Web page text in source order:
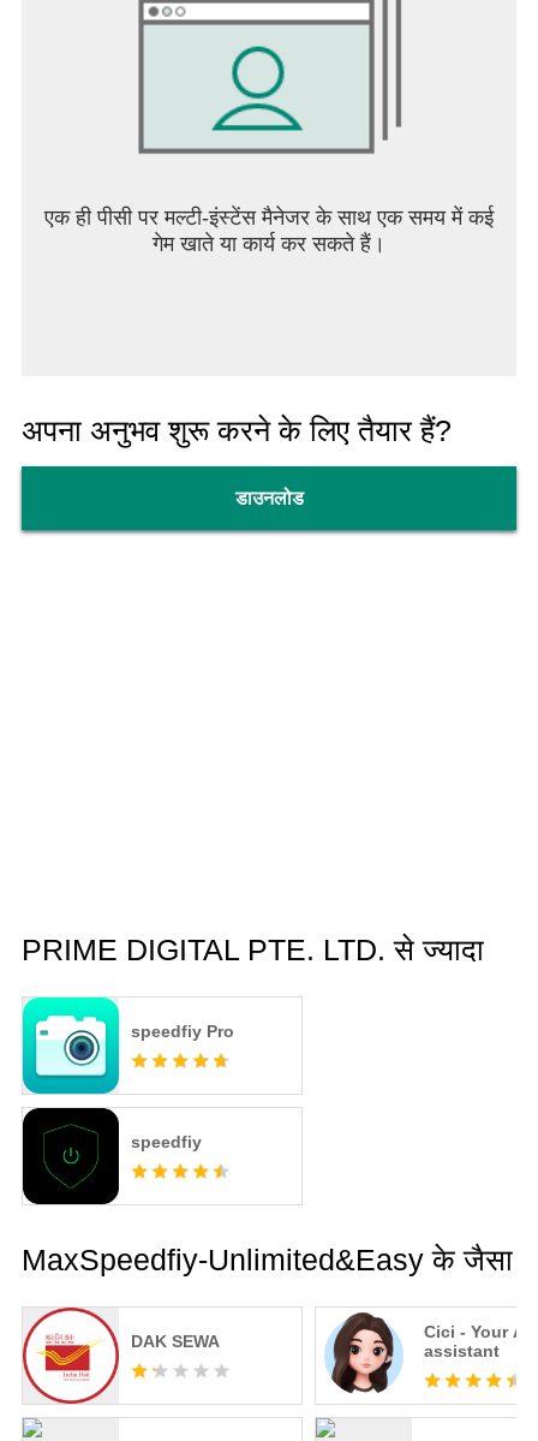
एक ही पीसी पर मल्टी-इंस्टेंस मैनेजर के साथ एक समय में कई
गेम खाते या कार्य कर सकते हैं।
अपना अनुभव शुरू करने के लिए तैयार हैं?
डाउनलोड
PRIME DIGITAL PTE. LTD. से ज्यादा
speedfiy Pro
speedfiy
MaxSpeedfiy-Unlimited&Easy के जैसा
DAK SEWA
Cici - Your AI
assistant